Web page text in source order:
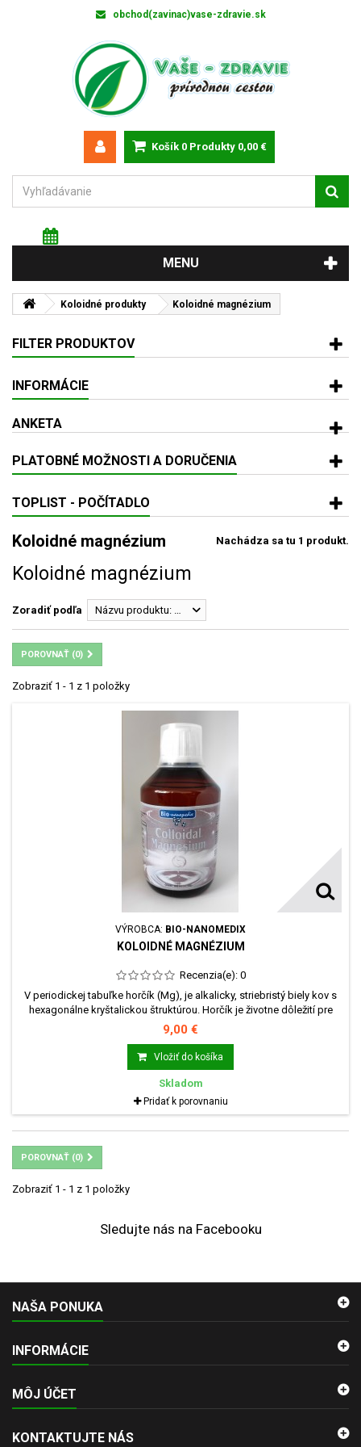
obchod(zavinac)vase-zdravie.sk
Košík 0 Produkty 0,00 €
MENU
Koloidné produkty Koloidné magnézium
FILTER PRODUKTOV
INFORMÁCIE
ANKETA
PLATOBNÉ MOŽNOSTI A DORUČENIA
TOPLIST - POČÍTADLO
Koloidné magnézium Nachádza sa tu 1 produkt.
Koloidné magnézium
Zoradiť podľa Názvu produktu: od A po Z
POROVNAŤ (0)
Zobraziť 1 - 1 z 1 položky
VÝROBCA: BIO-NANOMEDIX
KOLOIDNÉ MAGNÉZIUM
Recenzia(e): 0
V periodickej tabuľke horčík (Mg), je alkalicky, striebristý biely kov s
hexagonálne kryštalickou štruktúrou. Horčík je životne dôležití pre
všetky živé organizmy a je potrebný pre viac ako 300 biochemických
reakcií v tele.
9,00 €
Vložiť do košíka
Skladom
Pridať k porovnaniu
POROVNAŤ (0)
Zobraziť 1 - 1 z 1 položky
Sledujte nás na Facebooku
NAŠA PONUKA
INFORMÁCIE
MÔJ ÚČET
KONTAKTUJTE NÁS